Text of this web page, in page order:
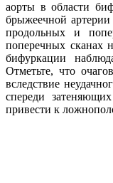
аорты в области
брыжеечной
продольных и
поперечных сканах
бифуркации
Отметьте, что
вследствие
спереди
привести к